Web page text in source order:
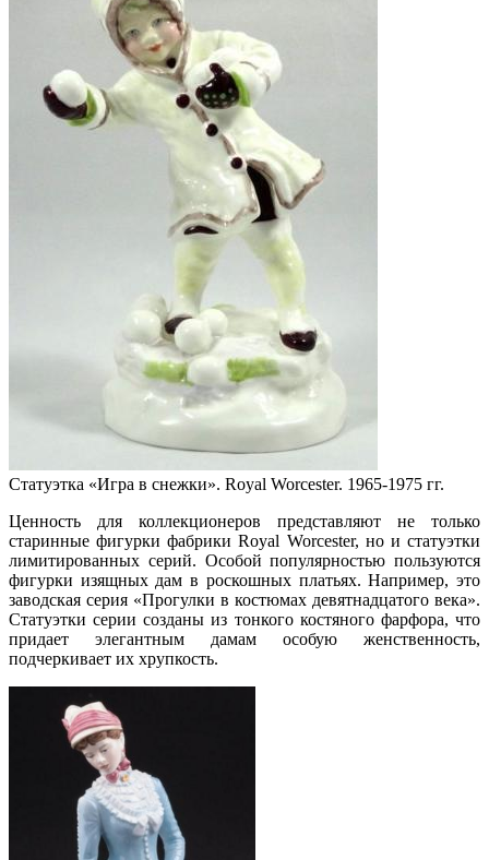
Статуэтка «Игра в снежки». Royal Worcester. 1965-1975 гг.
Ценность для коллекционеров представляют не только
старинные фигурки фабрики Royal Worcester, но и статуэтки
лимитированных серий. Особой популярностью пользуются
фигурки изящных дам в роскошных платьях. Например, это
заводская серия «Прогулки в костюмах девятнадцатого века».
Статуэтки серии созданы из тонкого костяного фарфора, что
придает элегантным дамам особую женственность,
подчеркивает их хрупкость.